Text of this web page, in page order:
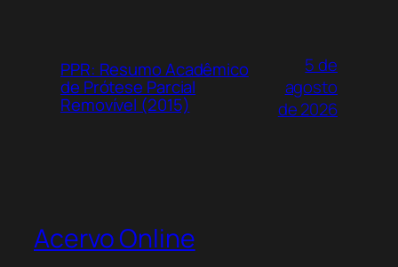
PPR: Resumo Acadêmico
de Prótese Parcial
Removível (2015)
5 de
agosto
de 2026
Acervo Online